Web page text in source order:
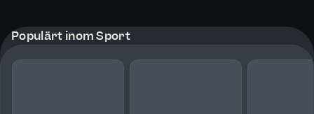
Populärt inom Sport